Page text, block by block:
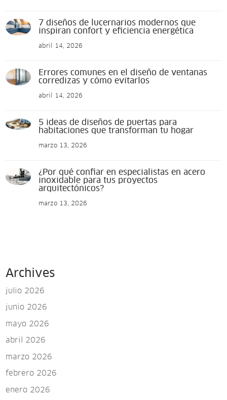
7 diseños de lucernarios modernos que
inspiran confort y eficiencia energética
abril 14, 2026
Errores comunes en el diseño de ventanas
corredizas y cómo evitarlos
abril 14, 2026
5 ideas de diseños de puertas para
habitaciones que transforman tu hogar
marzo 13, 2026
¿Por qué confiar en especialistas en acero
inoxidable para tus proyectos
arquitectónicos?
marzo 13, 2026
Archives
julio 2026
junio 2026
mayo 2026
abril 2026
marzo 2026
febrero 2026
enero 2026